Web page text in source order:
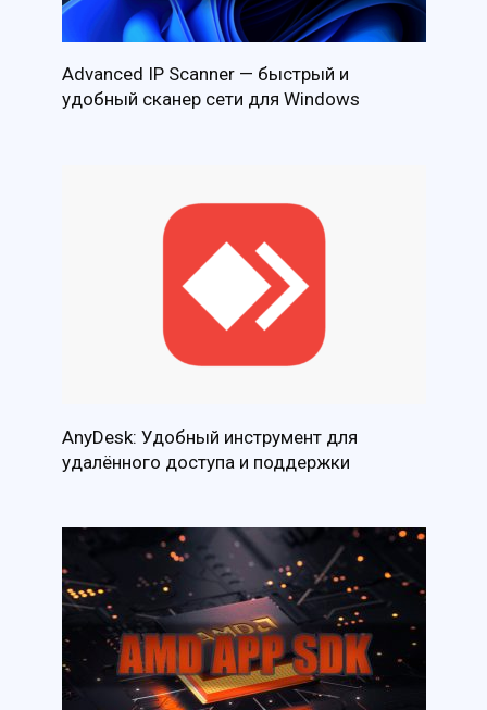
Advanced IP Scanner — быстрый и
удобный сканер сети для Windows
AnyDesk: Удобный инструмент для
удалённого доступа и поддержки